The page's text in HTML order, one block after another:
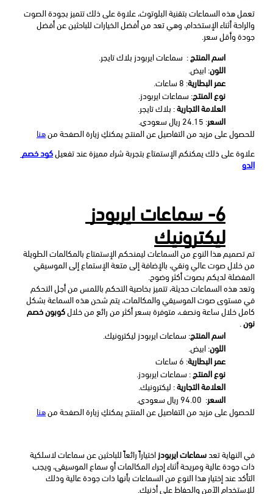
جودة وأقل سعر.
اسم المنتج :  سماعات ايربودز بلاك تايجر.
اللون: ابيض.
عمر البطارية: 8 ساعات.
نوع المنتج: سماعات ايربودز.
العلامة التجارية : بلاك تايجر.
السعر: 24.15 ريال سعودي.
للحصول على مزيد من التفاصيل عن المنتج يمكنكِ زيارة الصفحة من هنا
علاوة على ذلك يمكنكم الإستمتاع بتجربة شراء مميزة عند تفعيل
الدو
ليكترونيك
المفضلة لديكم بصوت أكثر وضوح.
كامل خلال ساعة ونصف، متوفرة بسعر أكثر من رائع من خلال
نون .
اسم المنتج: سماعات ايربودز ليكترونيك.
اللون: ابيض.
عمر البطارية: 6 ساعات
نوع المنتج : سماعات ايربودز.
العلامة التجارية : ليكترونيك.
السعر:  94.00 ريال سعودي.
للحصول على مزيد من التفاصيل عن المنتج يمكنكِ زيارة الصفحة من هنا
في النهاية تعد سماعات ايربودز
للإستخدام الآمن والحفاظ على أذنيك.